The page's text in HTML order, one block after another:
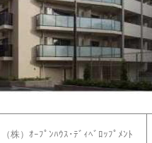
（株）ｵｰﾌﾟﾝﾊｳｽ･ﾃﾞｨﾍﾞﾛｯﾌﾟﾒﾝﾄ